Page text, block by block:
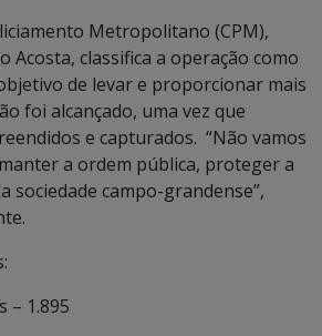
Metropolitano (CPM),
Acosta, classifica a operação como
de levar e proporcionar mais
foi alcançado, uma vez que
e capturados. “Não vamos
a ordem pública, proteger a
sociedade campo-grandense”,
– 1.895